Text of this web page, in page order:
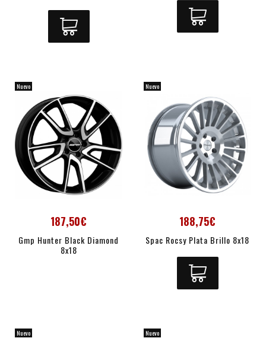
Nuevo
187,50€
Gmp Hunter Black Diamond
8x18
Nuevo
188,75€
Spac Rocsy Plata Brillo 8x18
Nuevo Nuevo